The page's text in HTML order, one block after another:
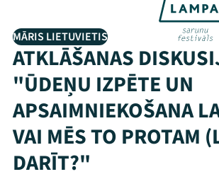
MĀRIS LIETUVIETIS
ATKLĀŠANAS
"ŪDEŅU IZPĒTE UN
APSAIMNIEKOŠANA
VAI MĒS TO PROTAM
DARĪT?"